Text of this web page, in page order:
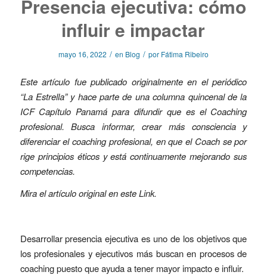
Presencia ejecutiva: cómo
influir e impactar
mayo 16, 2022 / en Blog / por Fátima Ribeiro
Este artículo fue publicado originalmente en el periódico
“La Estrella” y hace parte de una columna quincenal de la
ICF Capítulo Panamá para difundir que es el Coaching
profesional. Busca informar, crear más consciencia y
diferenciar el coaching profesional, en que el Coach se por
rige principios éticos y está continuamente mejorando sus
competencias.
Mira el artículo original en esteLink.
Desarrollar presencia ejecutiva es uno de los objetivos que
los profesionales y ejecutivos más buscan en procesos de
coaching puesto que ayuda a tener mayor impacto e influir.